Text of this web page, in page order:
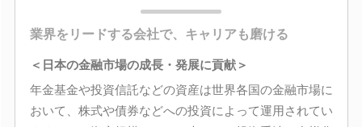
業界をリードする会社で、キャリアも磨ける
＜日本の金融市場の成長・発展に貢献＞
年金基金や投資信託などの資産は世界各国の金融市場に
おいて、株式や債券などへの投資によって運用されてい